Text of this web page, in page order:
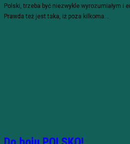
Polski, trzeba być niezwykle wyrozumiałym i
Prawda też jest taka, iż poza kilkoma...